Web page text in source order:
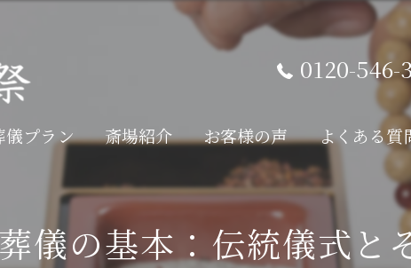
0120-546-
儀プラン 斎場紹介 お客様の声 よくある質
儀の基本：伝統儀式と